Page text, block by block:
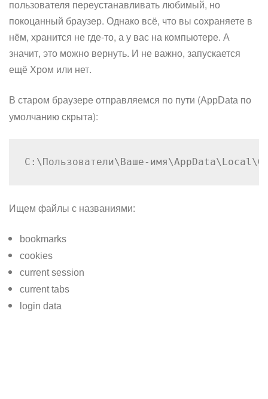
пользователя переустанавливать любимый, но
покоцанный браузер. Однако всё, что вы сохраняете в
нём, хранится не где-то, а у вас на компьютере. А
значит, это можно вернуть. И не важно, запускается
ещё Хром или нет.
В старом браузере отправляемся по пути (AppData по
умолчанию скрыта):
C:\Пользователи\Ваше-
Ищем файлы с названиями:
bookmarks
cookies
current session
current tabs
login data